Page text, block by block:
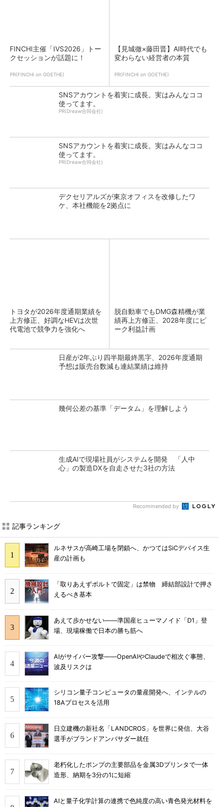
FINCHI主催「IVS2026」トー
クセッションが話題に！
PR(FINCHI on GOETHE)
【見城徹×藤田晋】AI時代でも
変わらない経営者の本質
PR(FINCHI on GOETHE)
SNSアカウントを着実に成長。実はみんなココ
使ってます。
PR(Dreaw合同会社)
SNSアカウントを着実に成長。実はみんなココ
使ってます。
PR(Dreaw合同会社)
デクセリアルズが東京オフィスを改修したワ
ケ、本社機能を2拠点に
トヨタが2026年度通期業績を
上方修正、好調なHEVは次世
代電池で競争力を強化へ
脱自動車でもDMG森精機が業
績再上方修正、2028年度にピ
ーク利益計画
日産が2年ぶり四半期最終黒字、2026年度通期
予想は販売台数減も連結業績は維持
幾何公差の基準「データム」を理解しよう
生成AIで現場社員がシステムを開発 「人中
心」の製造DXを自走させた3社の方法
Recommended by
記事ランキング
ルネサスが高崎工場を閉鎖へ、かつてはSiCデバイス生
産の計画も
「取りあえずボルトで固定」は禁物 締結部設計で押さ
えるべき基本
あえて歩かせない――準国産ヒューマノイド「D1」登
場、現場稼働で日本の勝ち筋へ
AIがサイバー攻撃――OpenAIやClaudeで相次ぐ事態、
波及リスクは
シリコン量子コンピュータの量産開発へ、インテルの
18Aプロセスを活用
日立建機の新社名「LANDCROS」を世界に発信、大谷
選手がブランドアンバサダー就任
老朽化したポンプの主要部品を金属3Dプリンタで一体
造形、納期を3分の1に短縮
AIと量子化学計算の連携で色純度の高い青色発光材料を